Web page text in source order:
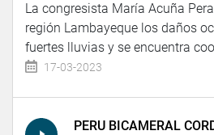
La congresista María Acuña
región Lambayeque los daños
fuertes lluvias y se encuentra
17-03-2023
PERU BICAMERAL